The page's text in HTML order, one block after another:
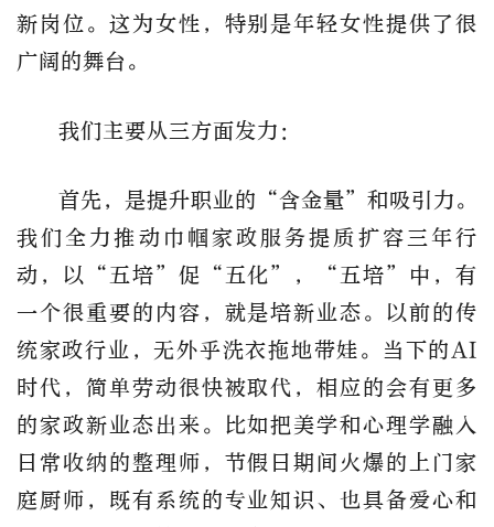
新岗位。这为女性，特别是年轻女性提供了很
广阔的舞台。
我们主要从三方面发力：
首先，是提升职业的“含金量”和吸引力。
我们全力推动巾帼家政服务提质扩容三年行
动，以“五培”促“五化”，“五培”中，有
一个很重要的内容，就是培新业态。以前的传
统家政行业，无外乎洗衣拖地带娃。当下的AI
时代，简单劳动很快被取代，相应的会有更多
的家政新业态出来。比如把美学和心理学融入
日常收纳的整理师，节假日期间火爆的上门家
庭厨师，既有系统的专业知识、也具备爱心和